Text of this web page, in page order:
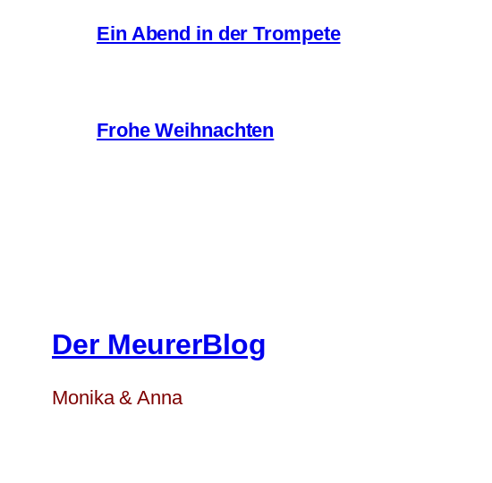
Ein Abend in der Trompete
Frohe Weihnachten
Der MeurerBlog
Monika & Anna